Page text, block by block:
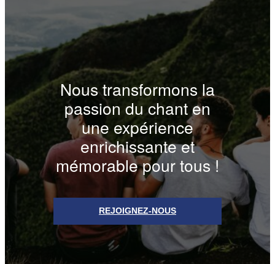
Nous transformons la
passion du chant en
une expérience
enrichissante et
mémorable pour tous !
REJOIGNEZ-NOUS